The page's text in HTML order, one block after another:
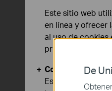
De
Este sitio web
en línea y ofrecer
al uso de
privacidad
Cookies Básicas
Estas cookies